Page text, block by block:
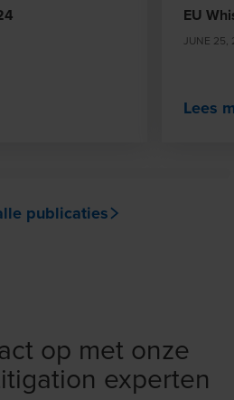
EU
JUNE 25,
Lees
publicaties
op met onze
experten